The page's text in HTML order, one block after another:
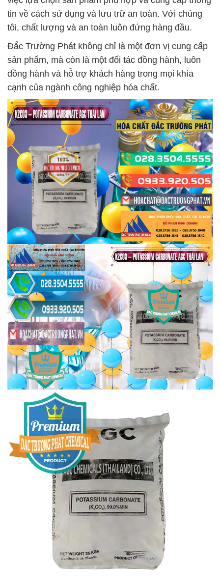
tin về cách sử dụng và lưu trữ an toàn. Với chúng
tôi, chất lượng và an toàn luôn đứng hàng đầu.
Đắc Trường Phát không chỉ là một đơn vị cung cấp
sản phẩm, mà còn là một đối tác đồng hành, luôn
đồng hành và hỗ trợ khách hàng trong mọi khía
cạnh của ngành công nghiệp hóa chất.